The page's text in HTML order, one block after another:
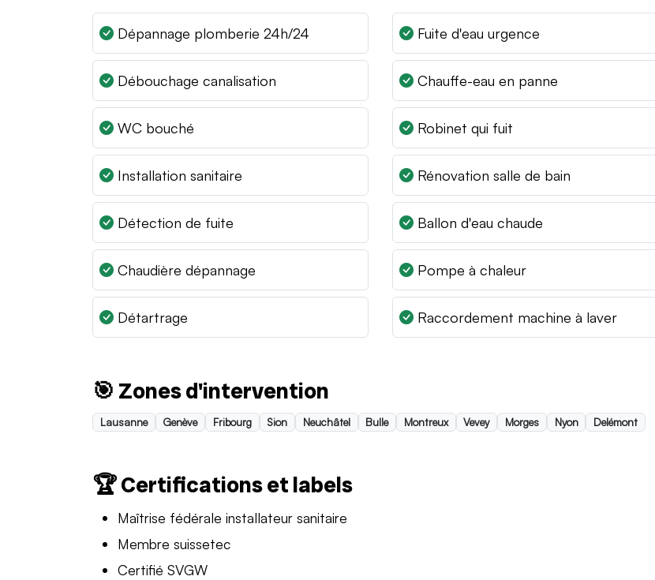
Dépannage plomberie 24h/24 Fuite d'eau urgence
Débouchage canalisation Chauffe-eau en panne
WC bouché Robinet qui fuit
Installation sanitaire Rénovation salle de bain
Détection de fuite Ballon d'eau chaude
Chaudière dépannage Pompe à chaleur
Détartrage Raccordement machine à laver
🎯 Zones d'intervention
Lausanne Genève Fribourg Sion Neuchâtel Bulle Montreux Vevey Morges Nyon Delémont
🏆 Certifications et labels
Maîtrise fédérale installateur sanitaire
Membre suissetec
Certifié SVGW